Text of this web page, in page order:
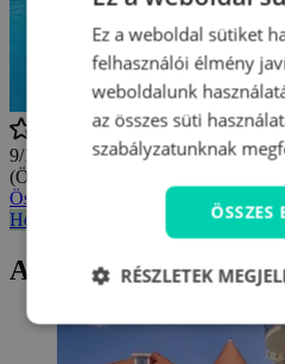
9/10
(Összesen
Összes vélemény megtekintése
Hotel Villa Park *** - mapa
Aktuális ajánlatunk
Ez a weboldal sütiket
felhasználói élmény
weboldalunk
az összes süti
szabályzatunknak
ÖSSZES
RÉSZLETEK